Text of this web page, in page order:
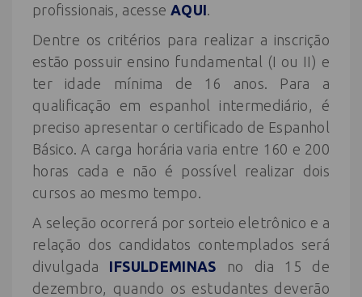
profissionais, acesse AQUI.
Dentre os critérios para realizar a inscrição
estão possuir ensino fundamental (I ou II) e
ter idade mínima de 16 anos. Para a
qualificação em espanhol intermediário, é
preciso apresentar o certificado de Espanhol
Básico. A carga horária varia entre 160 e 200
horas cada e não é possível realizar dois
cursos ao mesmo tempo.
A seleção ocorrerá por sorteio eletrônico e a
relação dos candidatos contemplados será
divulgada IFSULDEMINAS no dia 15 de
dezembro, quando os estudantes deverão